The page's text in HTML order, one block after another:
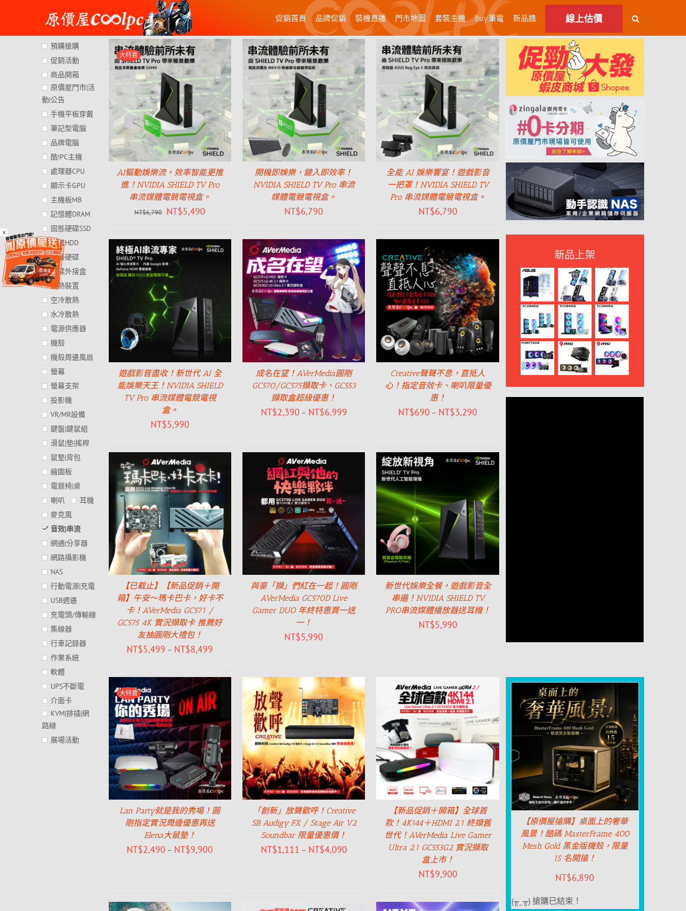
×
content
促銷首頁 品牌促銷 裝機直播 門市地圖 套裝主機 Buy筆電 新品牆 線上估價
大特賣
AI驅動娛樂流，效率智能更推
進！NVIDIA SHIELD TV Pro
串流媒體電競電視盒。
NT$6,790 NT$5,490
開機即娛樂，鍵入即效率！
NVIDIA SHIELD TV Pro 串流
媒體電競電視盒。
NT$6,790
全能 AI 娛樂饗宴！遊戲影音
一把罩！NVIDIA SHIELD TV
Pro 串流媒體電競電視盒。
NT$6,790
遊戲影音盡收！新世代 AI 全
能娛樂天王！NVIDIA SHIELD
TV Pro 串流媒體電競電視
盒。
NT$5,990
成名在望！AVerMedia圓剛
GC570/GC575擷取卡、GC553
擷取盒超級優惠！
NT$2,390 – NT$6,999
Creative聲聲不息，直抵人
心！指定音效卡、喇叭限量優
惠！
NT$690 – NT$3,290
【已截止】【新品促銷＋開
箱】午安～瑪卡巴卡，好卡不
卡！AVerMedia GC571 /
GC575 4K 實況擷取卡 推薦好
友抽圓剛大禮包！
NT$5,499 – NT$8,499
與豪「擷」們紅在一起！圓剛
AVerMedia GC570D Live
Gamer DUO 年終特惠買一送
一！
NT$5,990
新世代娛樂全餐，遊戲影音全
串遍！NVIDIA SHIELD TV
PRO串流媒體播放器送耳機！
NT$5,990
大特賣
Lan Party就是我的秀場！圓
剛指定實況周邊優惠再送
Elena大鼠墊！
NT$2,490 – NT$9,900
「創新」放聲歡呼！Creative
SB Audigy FX / Stage Air V2
Soundbar 限量優惠價！
NT$1,111 – NT$4,090
【新品促銷＋開箱】全球首
款！4K144＋HDMI 2.1 終擷舊
世代！AVerMedia Live Gamer
Ultra 2.1 GC553G2 實況擷取
盒上市！
NT$9,900
預購搶購
促銷活動
商品開箱
原價屋門市|活
動|公告
手機平板穿戴
筆記型電腦
品牌電腦
酷!PC主機
處理器CPU
顯示卡GPU
主機板MB
記憶體DRAM
固態硬碟SSD
硬碟HDD
外接硬碟
硬碟外接盒
散熱裝置
空冷散熱
水冷散熱
電源供應器
機殼
機殼周邊風扇
螢幕
螢幕支架
投影機
VR/MR設備
鍵盤|鍵鼠組
滑鼠|墊|搖桿
鼠墊|背包
繪圖板
電競椅|桌
喇叭
耳機
麥克風
音效|串流
網通|分享器
網路攝影機
NAS
行動電源|充電
USB週邊
充電頭/傳輸線
集線器
行車記錄器
作業系統
軟體
UPS不斷電
介面卡
KVM|排插|網
路線
展場活動
新品上架
【原價屋搶購】桌面上的奢華
風景！酷碼 MasterFrame 400
Mesh Gold 黑金版機殼，限量
15 名開搶！
NT$6,890
(╥_╥) 搶購已結束！